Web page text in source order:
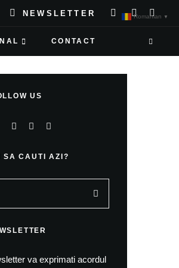
NEWSLETTER
CONTACT
US
SA CAUTI AZI?
va exprimati acordul
Romanian ▼